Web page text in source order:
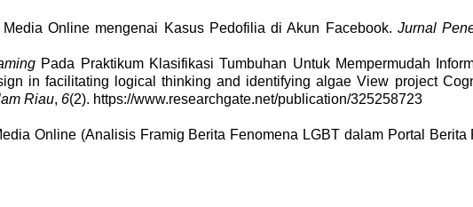
Media Online mengenai Kasus Pedofilia di Akun Facebook. Jurnal
Pada Praktikum Klasifikasi Tumbuhan Untuk Mempermudah
in facilitating logical thinking and identifying algae View project
Riau, 6(2). https://www.researchgate.net/publication/325258723
Online (Analisis Framig Berita Fenomena LGBT dalam Portal